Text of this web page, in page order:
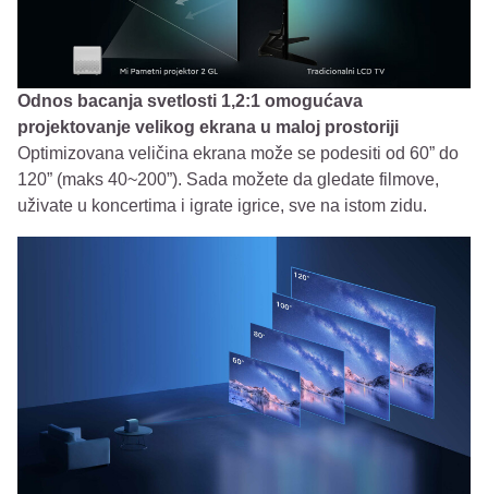
Odnos bacanja svetlosti 1,2:1 omogućava
projektovanje velikog ekrana u maloj prostoriji
Optimizovana veličina ekrana može se podesiti od 60” do
120” (maks 40~200”). Sada možete da gledate filmove,
uživate u koncertima i igrate igrice, sve na istom zidu.